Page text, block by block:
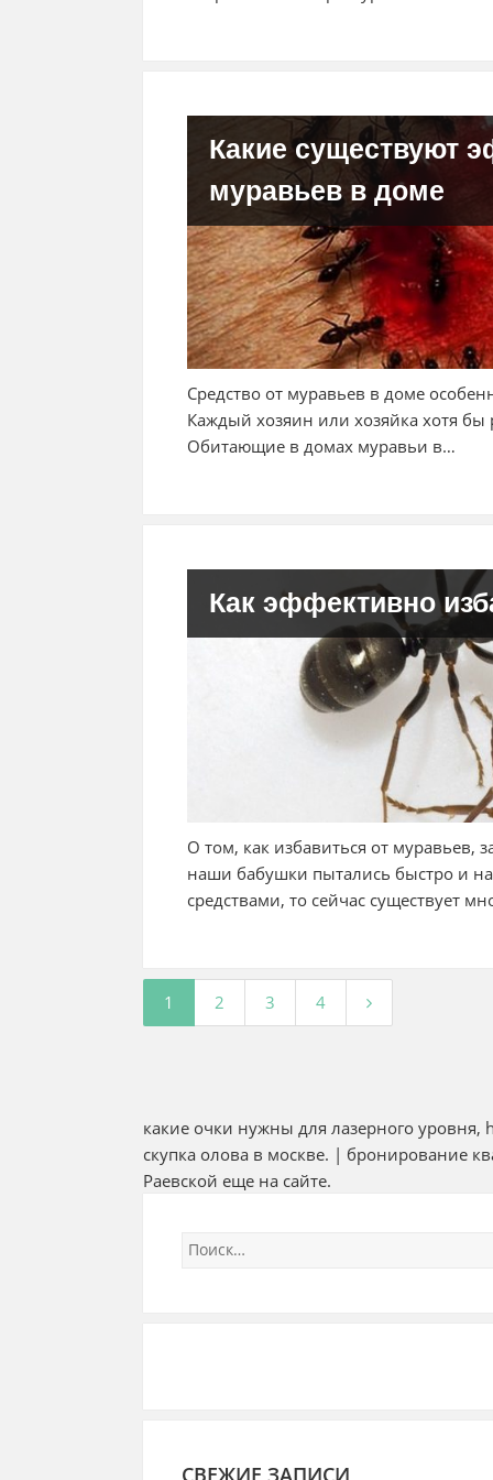
Какие существуют
муравьев в доме
Средство от муравьев в доме
Каждый хозяин или хозяйка хотя бы
Обитающие в домах муравьи в…
Как эффективно
О том, как избавиться от муравьев,
наши бабушки пытались быстро и
средствами, то сейчас существует
1 2 3 4
какие очки нужны для лазерного уровня,
скупка олова в москве. | бронирование
Раевской еще на сайте.
СВЕЖИЕ ЗАПИСИ